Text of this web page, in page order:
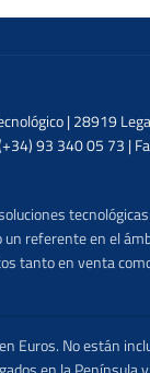
| 28919
93 340 05 73 |
referente en el
en venta
Euros. No están